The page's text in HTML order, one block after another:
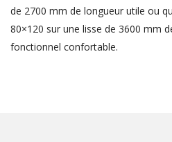
de 2700 mm de longueur utile ou
80×120 sur une lisse de 3600 mm
fonctionnel confortable.